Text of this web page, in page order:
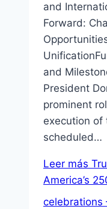
and
Forward:
and
President
prominent
execution of
scheduled…
Leer más
America’s
celebrations